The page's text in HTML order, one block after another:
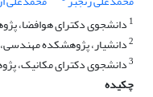
1 دانشجوی دکترای هوافضا،
2دانشیار، پژوهشکده
3دانشجوی دکترای مکانیک،
چکیده